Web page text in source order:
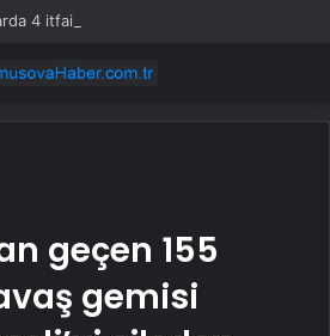
4 itfaiye eri hayatını kaybetti
geçen 155
gemisi